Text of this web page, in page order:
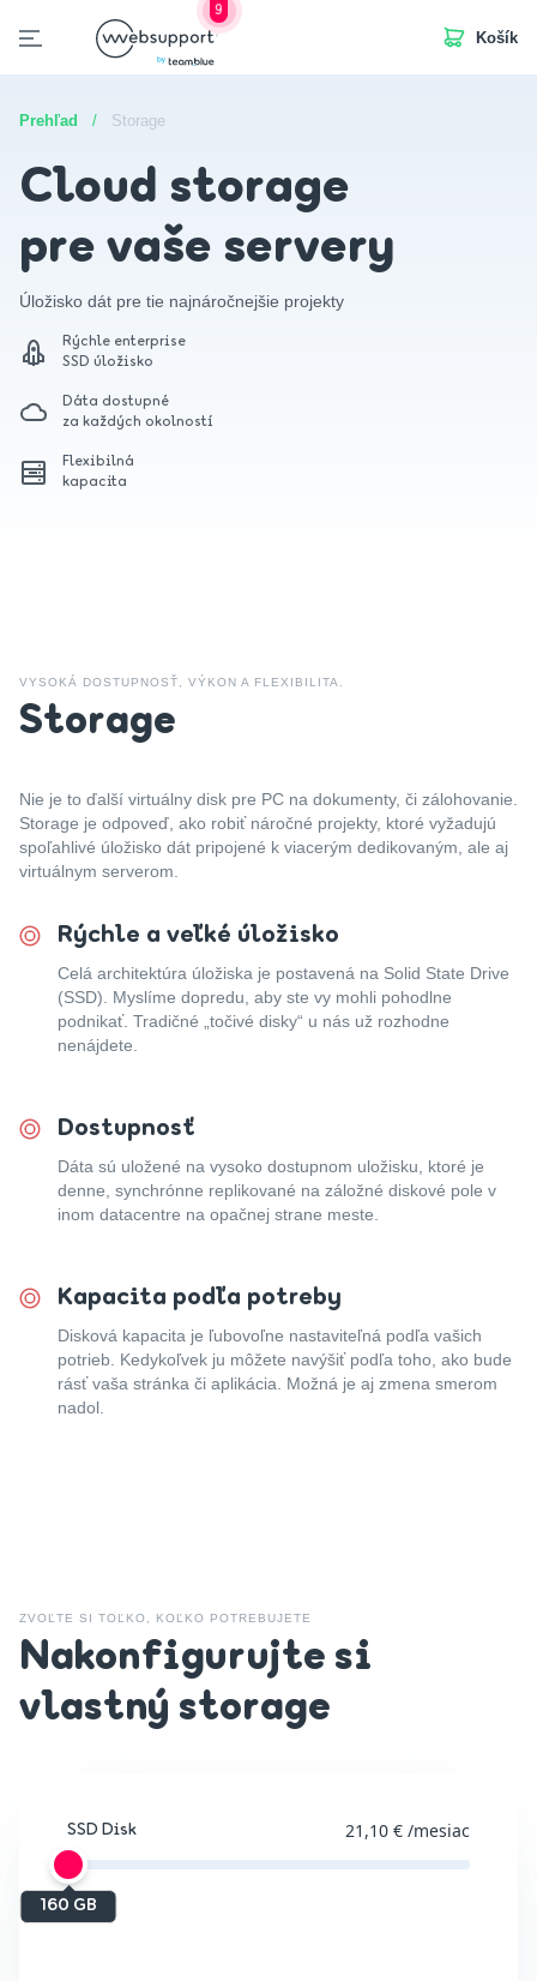
Skip
to
9
otvorených pozícií
Košík
Prehľad / Storage
Cloud storage
pre vaše servery
Úložisko dát pre tie najnáročnejšie projekty
Rýchle enterprise
SSD úložisko
Dáta dostupné
za každých okolností
Flexibilná
kapacita
VYSOKÁ DOSTUPNOSŤ, VÝKON A FLEXIBILITA.
Storage
Nie je to ďalší virtuálny disk pre PC na dokumenty, či zálohovanie.
Storage je odpoveď, ako robiť náročné projekty, ktoré vyžadujú
spoľahlivé úložisko dát pripojené k viacerým dedikovaným, ale aj
virtuálnym serverom.
Rýchle a veľké úložisko
Celá architektúra úložiska je postavená na Solid State Drive
(SSD). Myslíme dopredu, aby ste vy mohli pohodlne
podnikať. Tradičné „točivé disky“ u nás už rozhodne
nenájdete.
Dostupnosť
Dáta sú uložené na vysoko dostupnom uložisku, ktoré je
denne, synchrónne replikované na záložné diskové pole v
inom datacentre na opačnej strane meste.
Kapacita podľa potreby
Disková kapacita je ľubovoľne nastaviteľná podľa vašich
potrieb. Kedykoľvek ju môžete navýšiť podľa toho, ako bude
rásť vaša stránka či aplikácia. Možná je aj zmena smerom
nadol.
ZVOĽTE SI TOĽKO, KOĽKO POTREBUJETE
Nakonfigurujte si
vlastný storage
SSD Disk 21,10 € /mesiac
160 GB